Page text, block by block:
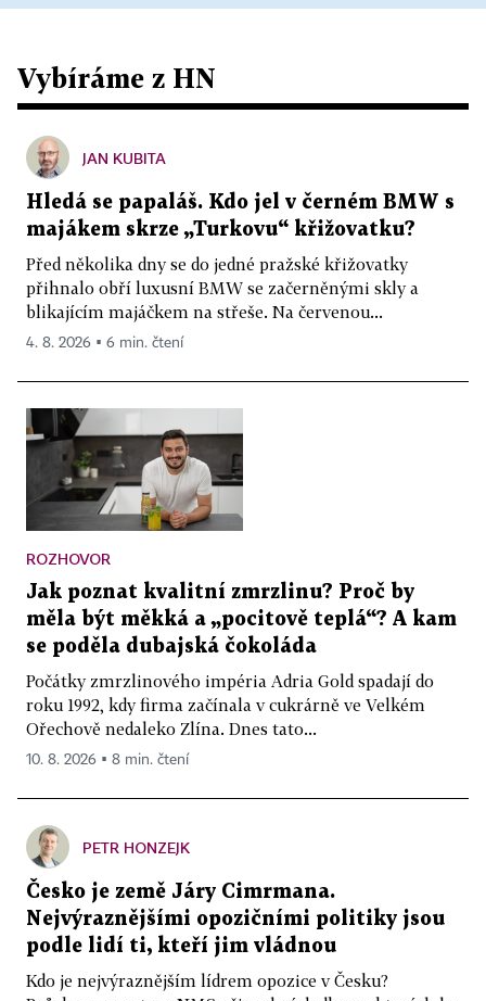
Vybíráme z HN
JAN KUBITA
Hledá se papaláš. Kdo jel v černém BMW s
majákem skrze „Turkovu“ křižovatku?
Před několika dny se do jedné pražské křižovatky
přihnalo obří luxusní BMW se začerněnými skly a
blikajícím majáčkem na střeše. Na červenou...
4. 8. 2026 ▪ 6 min. čtení
ROZHOVOR
Jak poznat kvalitní zmrzlinu? Proč by
měla být měkká a „pocitově teplá“? A kam
se poděla dubajská čokoláda
Počátky zmrzlinového impéria Adria Gold spadají do
roku 1992, kdy firma začínala v cukrárně ve Velkém
Ořechově nedaleko Zlína. Dnes tato...
10. 8. 2026 ▪ 8 min. čtení
PETR HONZEJK
Česko je země Járy Cimrmana.
Nejvýraznějšími opozičními politiky jsou
podle lidí ti, kteří jim vládnou
Kdo je nejvýraznějším lídrem opozice v Česku?